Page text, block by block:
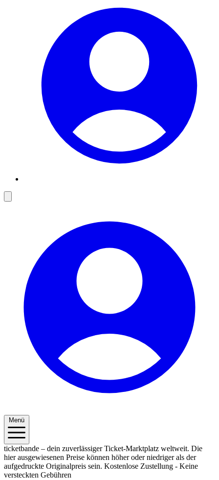
Menü
ticketbande – dein zuverlässiger Ticket-Marktplatz weltweit. Die
hier ausgewiesenen Preise können höher oder niedriger als der
aufgedruckte Originalpreis sein. Kostenlose Zustellung - Keine
versteckten Gebühren